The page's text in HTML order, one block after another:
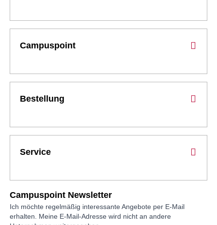
Campuspoint
Bestellung
Service
Campuspoint Newsletter
Ich möchte regelmäßig interessante Angebote per E-Mail
erhalten. Meine E-Mail-Adresse wird nicht an andere